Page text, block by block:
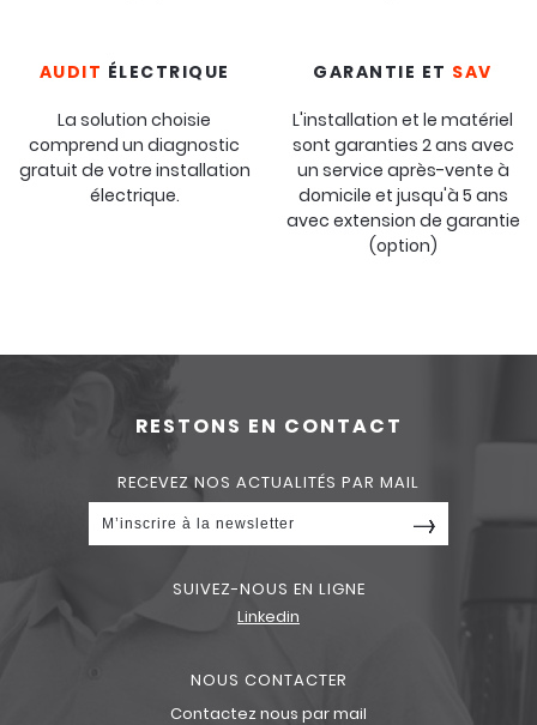
AUDIT ÉLECTRIQUE
La solution choisie
comprend un diagnostic
gratuit de votre installation
électrique.
GARANTIE ET SAV
L'installation et le matériel
sont garanties 2 ans avec
un service après-vente à
domicile et jusqu'à 5 ans
avec extension de garantie
(option)
RESTONS EN CONTACT
RECEVEZ NOS ACTUALITÉS PAR MAIL
SUIVEZ-NOUS EN LIGNE
Linkedin
NOUS CONTACTER
Contactez nous par mail